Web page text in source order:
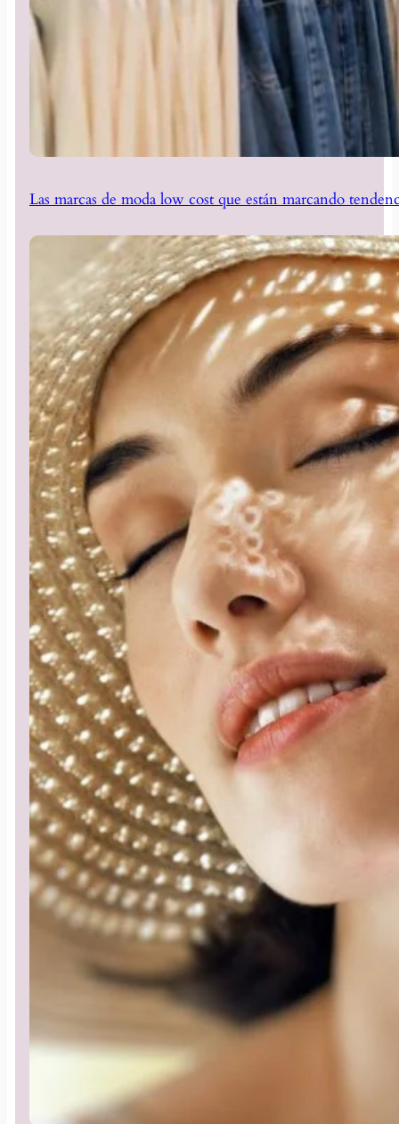
Las marcas de moda low cost que están marcando